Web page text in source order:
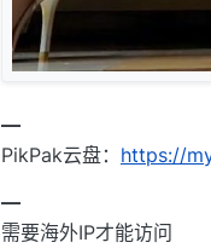
━
PikPak云盘： https://
━
需要海外IP才能访问